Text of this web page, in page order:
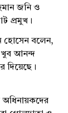
জনি ও
প্রমুখ।
হোসেন বলেন,
আনন্দ
দিয়েছে।
অধিনায়কদের